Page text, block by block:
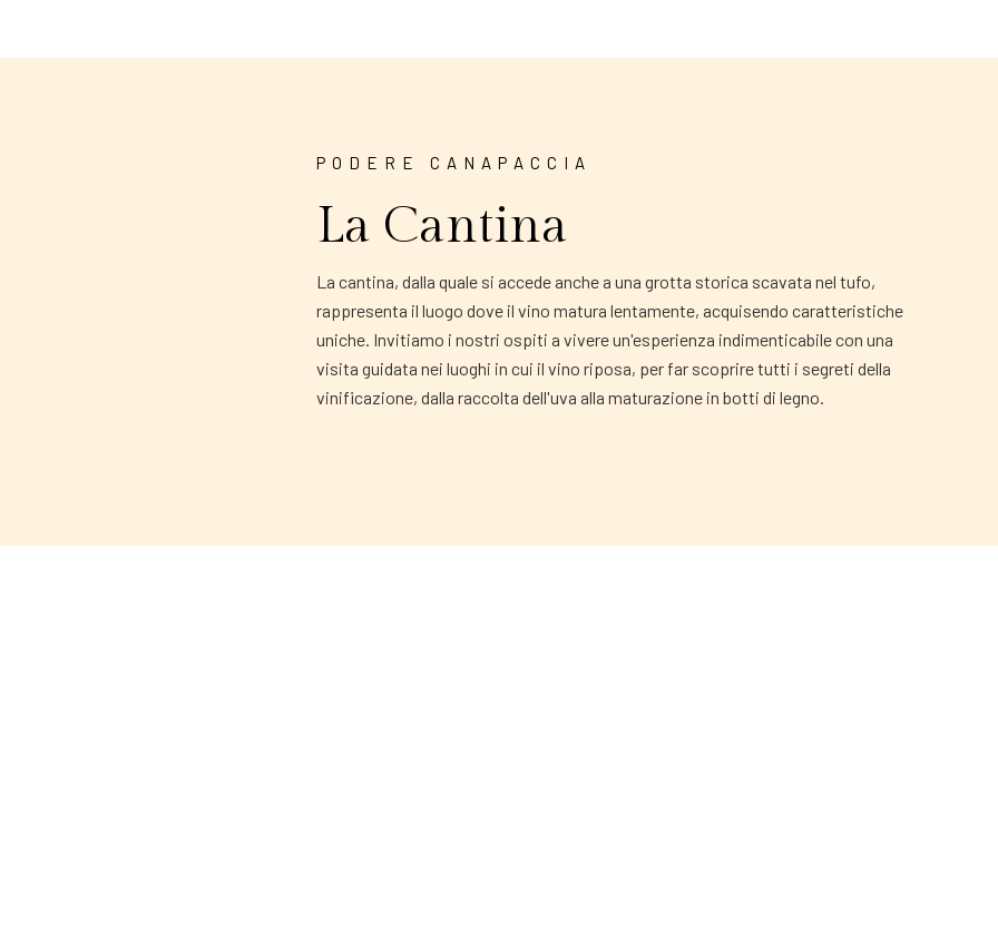
PODERE CANAPACCIA
La Cantina
La cantina, dalla quale si accede anche a una grotta storica scavata nel tufo,
rappresenta il luogo dove il vino matura lentamente, acquisendo caratteristiche
uniche. Invitiamo i nostri ospiti a vivere un'esperienza indimenticabile con una
visita guidata nei luoghi in cui il vino riposa, per far scoprire tutti i segreti della
vinificazione, dalla raccolta dell'uva alla maturazione in botti di legno.